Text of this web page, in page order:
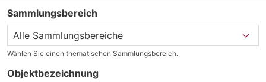
Sammlungsbereich
Wählen Sie einen thematischen Sammlungsbereich.
Objektbezeichnung